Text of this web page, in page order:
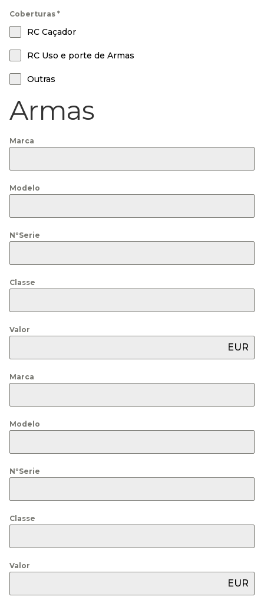
Coberturas *
RC Caçador
RC Uso e porte de Armas
Outras
Armas
Marca
Modelo
NºSerie
Classe
Valor
EUR
Marca
Modelo
NºSerie
Classe
Valor
EUR